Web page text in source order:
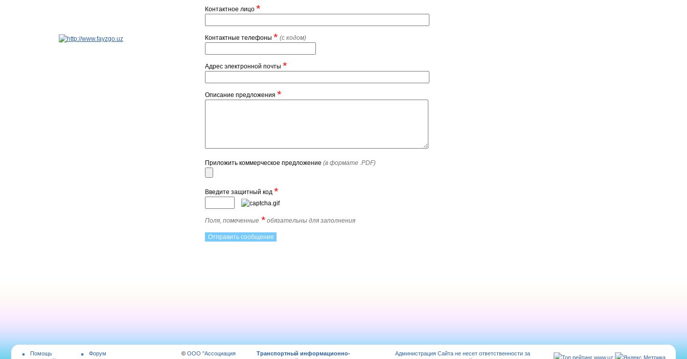
Контактное лицо *
Контактные телефоны * (с кодом)
Адрес электронной почты *
Описание предложения *
Приложить коммерческое предложение (в формате .PDF)
Введите защитный код *
Поля, помеченные * обязательны для заполнения
Помощь
Форум
© ООО "Ассоциация
Транспортный информационно-
Администрация Сайта не несет ответственности за